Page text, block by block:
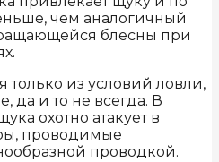
чем аналогичный
блесны при
только из условий ловли,
да и то не всегда. В
охотно атакует в
проводимые
проводкой.